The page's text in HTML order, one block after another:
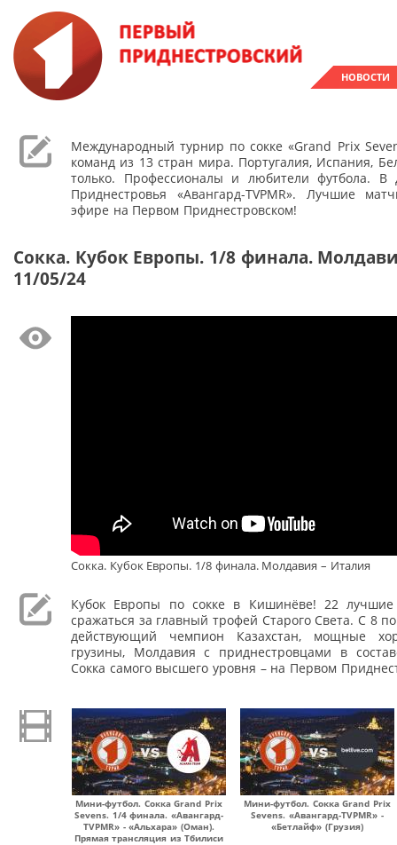
НОВОСТИ
Международный турнир по сокке «Grand Prix
команд из 13 стран мира. Португалия, Испания,
только. Профессионалы и любители футбола. В
Приднестровья «Авангард-TVPMR». Лучшие
эфире на Первом Приднестровском!
Сокка. Кубок Европы. 1/8 финала.
11/05/24
Сокка. Кубок Европы. 1/8 финала. Молдавия – Италия
Кубок Европы по сокке в Кишинёве! 22 лучшие
сражаться за главный трофей Старого Света. С 8
действующий чемпион Казахстан, мощные
грузины, Молдавия с приднестровцами в
Сокка самого высшего уровня – на Первом
Мини-футбол. Сокка Grand Prix
Sevens. 1/4 финала. «Авангард-
TVPMR» - «Альхара» (Оман).
Прямая трансляция из Тбилиси
Мини-футбол. Сокка Grand Prix
Sevens. «Авангард-TVPMR» -
«Бетлайф» (Грузия)